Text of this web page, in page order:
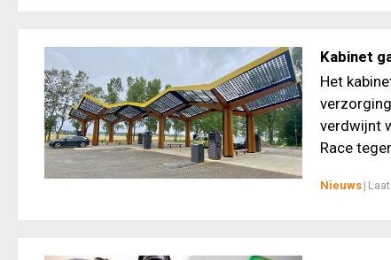
Kabinet
Het
verdwijnt
Race
Nieuws |